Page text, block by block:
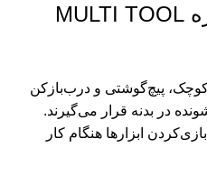
معرفی چاقوی چندکاره MULTI TOOL
پیچ‌گوشتی و درب‌بازکن
در بدنه قرار می‌گیرند.
ابزارها هنگام کار